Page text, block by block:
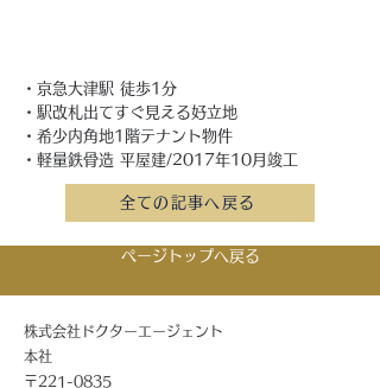
・京急大津駅 徒歩1分
・駅改札出てすぐ見える好立地
・希少内角地1階テナント物件
・軽量鉄骨造 平屋建/2017年10月竣工
全ての記事へ戻る
ページトップへ戻る
株式会社ドクターエージェント
本社
〒221-0835